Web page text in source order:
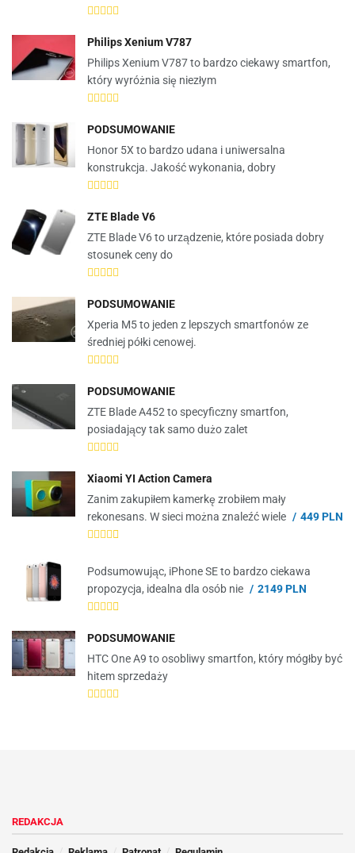
Philips Xenium V787
Philips Xenium V787 to bardzo ciekawy smartfon,
który wyróżnia się niezłym
PODSUMOWANIE
Honor 5X to bardzo udana i uniwersalna
konstrukcja. Jakość wykonania, dobry
ZTE Blade V6
ZTE Blade V6 to urządzenie, które posiada dobry
stosunek ceny do
PODSUMOWANIE
Xperia M5 to jeden z lepszych smartfonów ze
średniej półki cenowej.
PODSUMOWANIE
ZTE Blade A452 to specyficzny smartfon,
posiadający tak samo dużo zalet
Xiaomi YI Action Camera
Zanim zakupiłem kamerkę zrobiłem mały
rekonesans. W sieci można znaleźć wiele
449 PLN
Podsumowując, iPhone SE to bardzo ciekawa
propozycja, idealna dla osób nie
2149 PLN
PODSUMOWANIE
HTC One A9 to osobliwy smartfon, który mógłby być
hitem sprzedaży
REDAKCJA